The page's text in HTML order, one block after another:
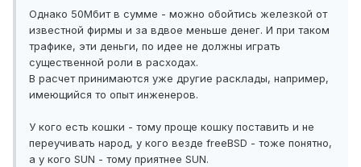
Однако 50Мбит в сумме - можно обойтись железкой от
известной фирмы и за вдвое меньше денег. И при таком
трафике, эти деньги, по идее не должны играть
существенной роли в расходах.
В расчет принимаются уже другие расклады, например,
имеющийся то опыт инженеров.
У кого есть кошки - тому проще кошку поставить и не
переучивать народ, у кого везде freeBSD - тоже понятно,
а у кого SUN - тому приятнее SUN.